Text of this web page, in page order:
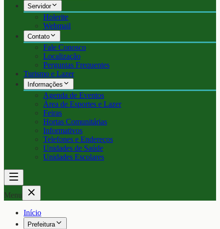
Servidor
Holerite
Webmail
Contato
Fale Conosco
Localização
Perguntas Frequentes
Turismo e Lazer
Informações
Agenda de Eventos
Área de Esportes e Lazer
Feiras
Hortas Comunitárias
Informativos
Telefones e Endereços
Unidades de Saúde
Unidades Escolares
Menu
Início
Prefeitura